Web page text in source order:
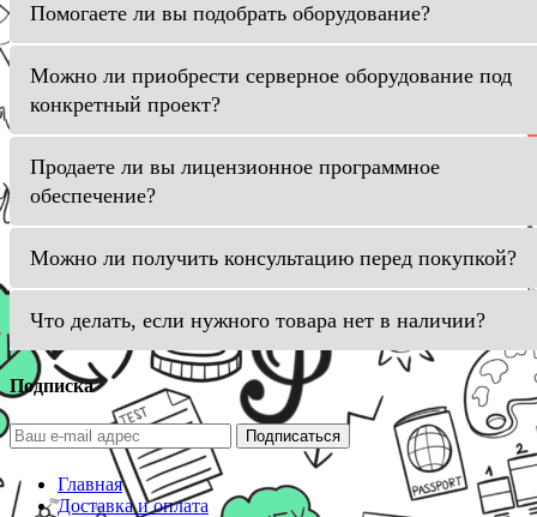
Помогаете ли вы подобрать оборудование?
Можно ли приобрести серверное оборудование под
конкретный проект?
Продаете ли вы лицензионное программное
обеспечение?
Можно ли получить консультацию перед покупкой?
Что делать, если нужного товара нет в наличии?
Подписка
Подписаться
Главная
Доставка и оплата